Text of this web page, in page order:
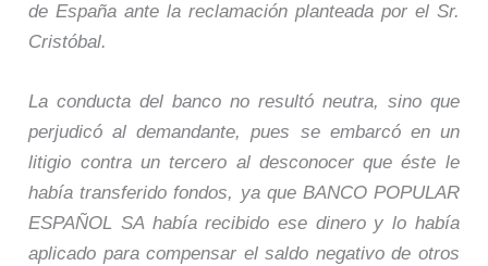
de España ante la reclamación planteada por el Sr.
Cristóbal.
La conducta del banco no resultó neutra, sino que
perjudicó al demandante, pues se embarcó en un
litigio contra un tercero al desconocer que éste le
había transferido fondos, ya que BANCO POPULAR
ESPAÑOL SA había recibido ese dinero y lo había
aplicado para compensar el saldo negativo de otros